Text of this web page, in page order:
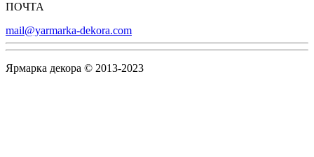
ПОЧТА
mail@yarmarka-dekora.com
Ярмарка декора © 2013-2023